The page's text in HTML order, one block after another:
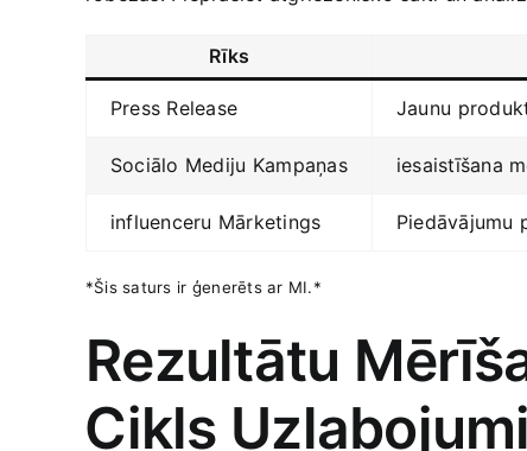
Rīks
Press ‌Release Jaunu
Sociālo Mediju ⁣Kampaņas iesaistīšana
influenceru Mārketings Piedāvājumu⁢
*Šis saturs ir ⁢ģenerēts⁢ ar MI.*
Rezultātu
⁣Cikls